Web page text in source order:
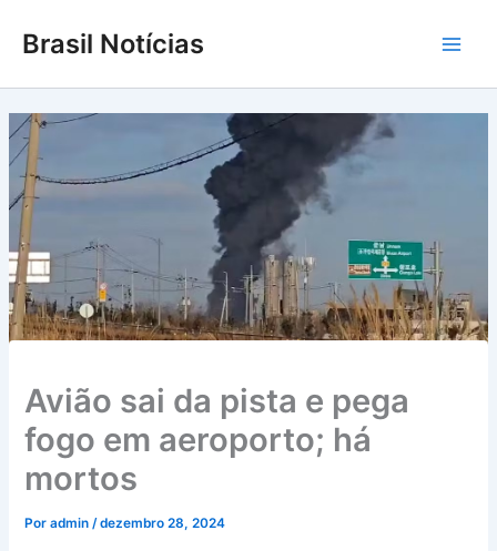
para
conteúdo
Brasil Notícias
Avião sai da pista e pega
fogo em aeroporto; há
mortos
Poradmin/dezembro 28, 2024